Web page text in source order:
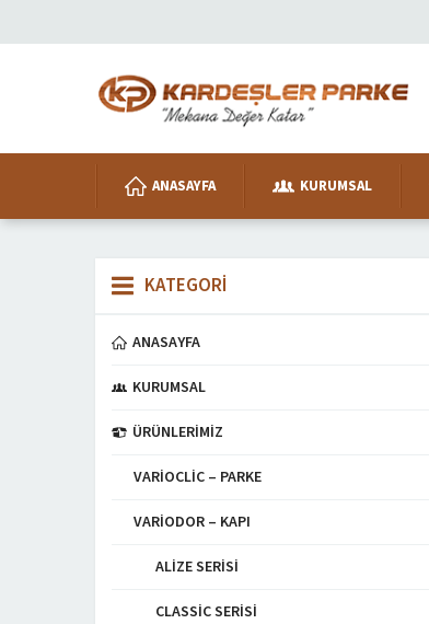
ANASAYFA KURUMSAL
KATEGORİ
ANASAYFA
KURUMSAL
ÜRÜNLERIMIZ
VARIOCLIC – PARKE
VARIODOR – KAPI
ALIZE SERISI
CLASSIC SERISI